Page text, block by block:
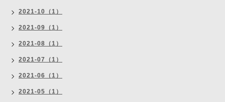
2021-10（1）
2021-09（1）
2021-08（1）
2021-07（1）
2021-06（1）
2021-05（1）